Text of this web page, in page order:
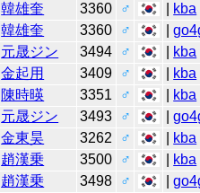
韓雄奎 3360 ♂ kba
韓雄奎 3360 ♂ |
元晟ジン 3494 ♂ kba
金起用 3409 ♂ kba
陳時暎 3351 ♂ kba
元晟ジン 3493 ♂ |
金東昊 3262 ♂ kba
趙漢乗 3500 ♂ kba
趙漢乗 3498 ♂ |